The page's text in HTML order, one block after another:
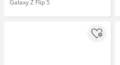
Galaxy Z Flip 5